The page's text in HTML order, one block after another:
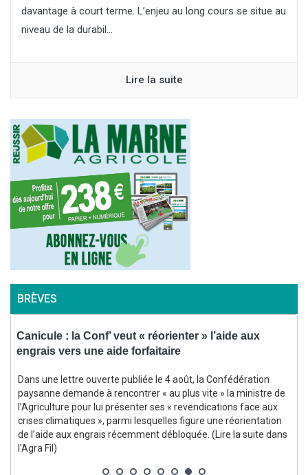
davantage à court terme. L’enjeu au long cours se situe au
niveau de la durabil...
Lire la suite
BRÈVES
Canicule : la Conf’ veut « réorienter » l’aide aux
engrais vers une aide forfaitaire
Dans une lettre ouverte publiée le 4 août, la Confédération
paysanne demande à rencontrer « au plus vite » la ministre de
l’Agriculture pour lui présenter ses « revendications face aux
crises climatiques », parmi lesquelles figure une réorientation
de l’aide aux engrais récemment débloquée. (Lire la suite dans
l'Agra Fil)